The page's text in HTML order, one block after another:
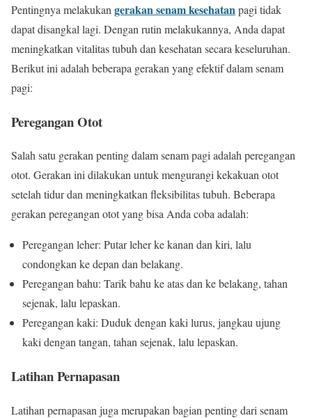
Pentingnya melakukan gerakan senam kesehatanpagi tidak
dapat disangkal lagi. Dengan rutin melakukannya, Anda dapat
meningkatkan vitalitas tubuh dan kesehatan secara keseluruhan.
Berikut ini adalah beberapa gerakan yang efektif dalam senam
pagi:
Peregangan Otot
Salah satu gerakan penting dalam senam pagi adalah peregangan
otot. Gerakan ini dilakukan untuk mengurangi kekakuan otot
setelah tidur dan meningkatkan fleksibilitas tubuh. Beberapa
gerakan peregangan otot yang bisa Anda coba adalah:
Peregangan leher: Putar leher ke kanan dan kiri, lalu
condongkan ke depan dan belakang.
Peregangan bahu: Tarik bahu ke atas dan ke belakang, tahan
sejenak, lalu lepaskan.
Peregangan kaki: Duduk dengan kaki lurus, jangkau ujung
kaki dengan tangan, tahan sejenak, lalu lepaskan.
Latihan Pernapasan
Latihan pernapasan juga merupakan bagian penting dari senam